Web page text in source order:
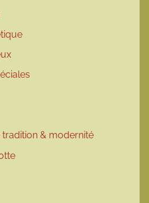
tradition & modernité